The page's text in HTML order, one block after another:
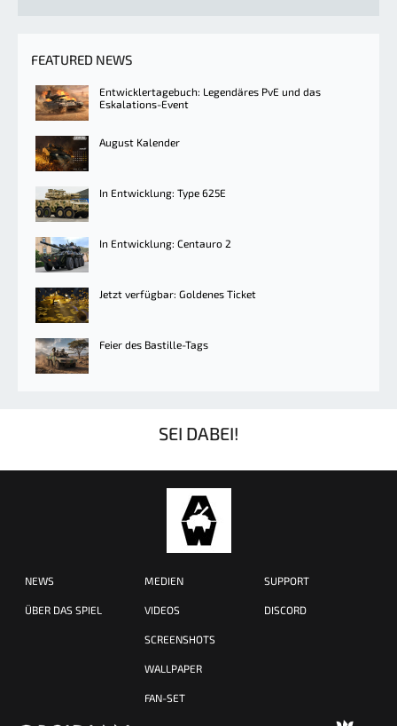
FEATURED NEWS
Entwicklertagebuch: Legendäres PvE und das
Eskalations-Event
August Kalender
In Entwicklung: Type 625E
In Entwicklung: Centauro 2
Jetzt verfügbar: Goldenes Ticket
Feier des Bastille-Tags
SEI DABEI!
NEWS
ÜBER DAS SPIEL
MEDIEN
VIDEOS
SCREENSHOTS
WALLPAPER
FAN-SET
SUPPORT
DISCORD